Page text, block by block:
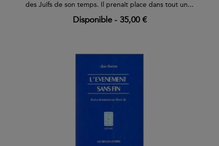
des Juifs de son temps. Il prenait place dans tout un...
Disponible- 35,00 €